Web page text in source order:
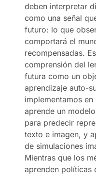
deben interpretar
como una señal
futuro: lo que
comportará el
recompensadas.
comprensión del
futura como un
aprendizaje auto-
implementamos
aprende un
para predecir
texto e imagen, y
de simulaciones
Mientras que los
aprenden políticas